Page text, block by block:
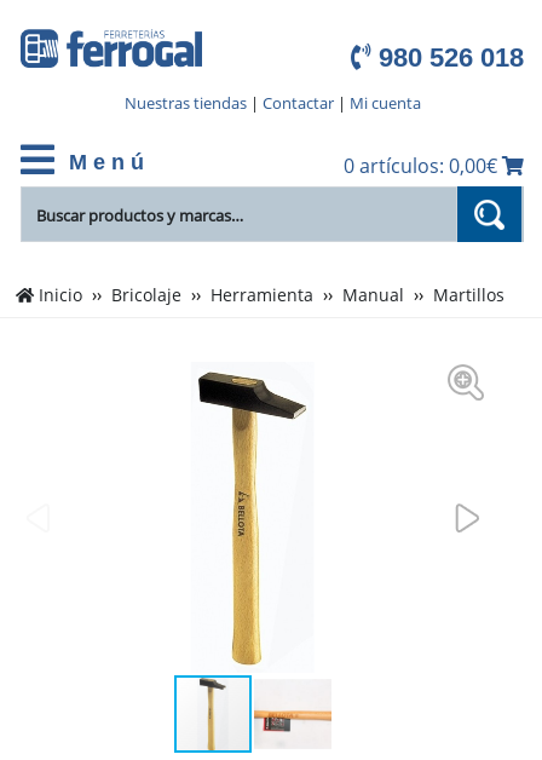
980 526 018
Nuestras tiendas| Contactar| Mi cuenta
M e n ú 0 artículos: 0,00€
Inicio Bricolaje Herramienta Manual Martillos